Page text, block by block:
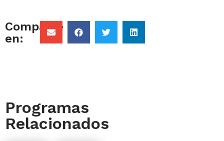
Comparte
en:
Programas
Relacionados